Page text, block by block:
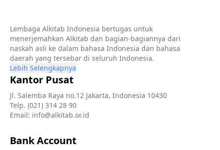
Lembaga Alkitab Indonesia bertugas untuk
menerjemahkan Alkitab dan bagian-bagiannya dari
naskah asli ke dalam bahasa Indonesia dan bahasa
daerah yang tersebar di seluruh Indonesia.
Lebih Selengkapnya
Kantor Pusat
Jl. Salemba Raya no.12 Jakarta, Indonesia 10430
Telp. (021) 314 28 90
Email: info@alkitab.or.id
Bank Account